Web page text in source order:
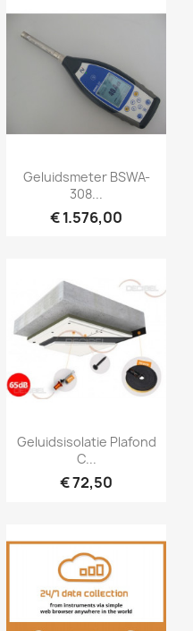
Snel bekijken
Geluidsmeter BSWA-
308...
€ 1.576,00
Snel bekijken
Geluidsisolatie Plafond
C...
€ 72,50